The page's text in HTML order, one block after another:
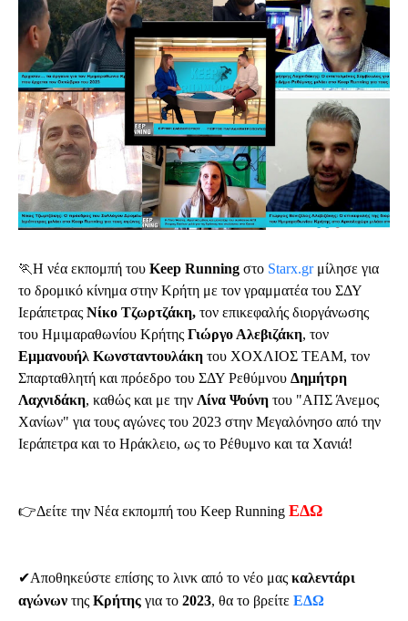
🏃Η νέα εκπομπή του Keep Running στο Starx.gr μίλησε για
το δρομικό κίνημα στην Κρήτη με τον γραμματέα του ΣΔΥ
Ιεράπετρας Νίκο Τζωρτζάκη, τον επικεφαλής διοργάνωσης
του Ημιμαραθωνίου Κρήτης Γιώργο Αλεβιζάκη
Εμμανουήλ Κωνσταντουλάκη του ΧΟΧΛΙΟΣ ΤΕΑΜ, τον
Σπαρταθλητή και πρόεδρο του ΣΔΥ Ρεθύμνου Δημήτρη
Λαχνιδάκη, καθώς και με την Λίνα Ψούνη του "ΑΠΣ Άνεμος
Χανίων" για τους αγώνες του 2023 στην Μεγαλόνησο από την
Ιεράπετρα και το Ηράκλειο, ως το Ρέθυμνο και τα Χανιά!
👉Δείτε την Νέα εκπομπή του Keep Running ΕΔΩ
✔Αποθηκεύστε επίσης το λινκ από το νέο μας καλεντάρι
αγώνων της Κρήτης για το 2023, θα το βρείτε ΕΔΩ